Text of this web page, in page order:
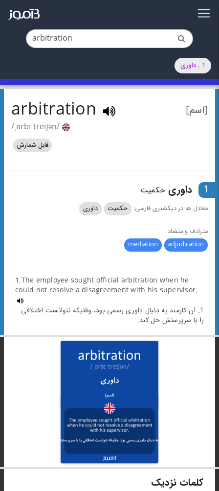
1 . داوری
[اسم] arbitration
/ˌɑrbɪˈtreɪʃən/
قابل شمارش
1 داوری حکمیت
معادل ها در دیکشنری فارسی: حکمیت داوری
مترادف و متضاد
adjudication
mediation
1.The employee sought official arbitration when he
could not resolve a disagreement with his supervisor.
1. آن کارمند به دنبال داوری رسمی بود، وقتیکه نتوانست اختلافی
را با سرپرستش حل کند.
کلمات نزدیک